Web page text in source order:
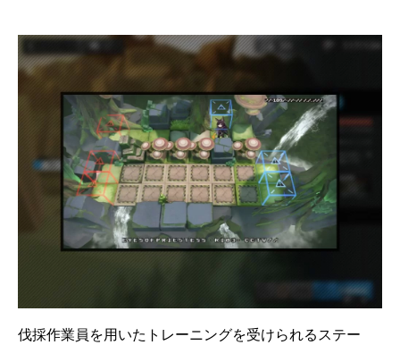
伐採作業員を用いたトレーニングを受けられるステー